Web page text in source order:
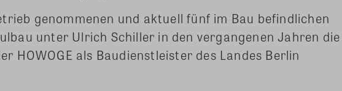
genommenen und aktuell fünf im Bau befindlichen
unter Ulrich Schiller in den vergangenen Jahren die
HOWOGE als Baudienstleister des Landes Berlin